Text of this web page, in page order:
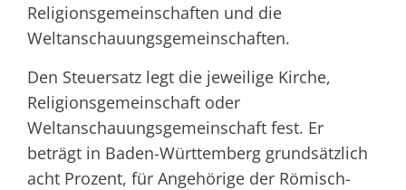
Religionsgemeinschaften und die
Weltanschauungsgemeinschaften.
Den Steuersatz legt die jeweilige Kirche,
Religionsgemeinschaft oder
Weltanschauungsgemeinschaft fest. Er
beträgt in Baden-Württemberg grundsätzlich
acht Prozent, für Angehörige der Römisch-